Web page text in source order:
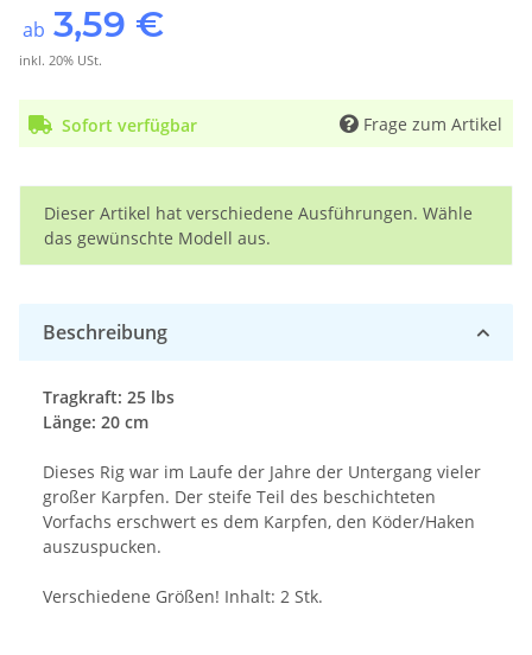
ab 3,59 €
inkl. 20% USt.
Sofort verfügbar Frage zum Artikel
x
Dieser Artikel hat verschiedene Ausführungen. Wähle
das gewünschte Modell aus.
Beschreibung
Tragkraft: 25 lbs
Länge: 20 cm
Dieses Rig war im Laufe der Jahre der Untergang vieler
großer Karpfen. Der steife Teil des beschichteten
Vorfachs erschwert es dem Karpfen, den Köder/Haken
auszuspucken.
Verschiedene Größen! Inhalt: 2 Stk.